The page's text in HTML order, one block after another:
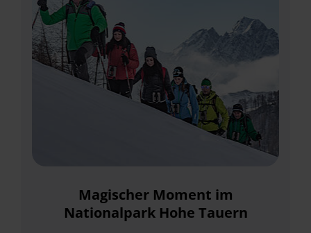
Magischer Moment im
Nationalpark Hohe Tauern